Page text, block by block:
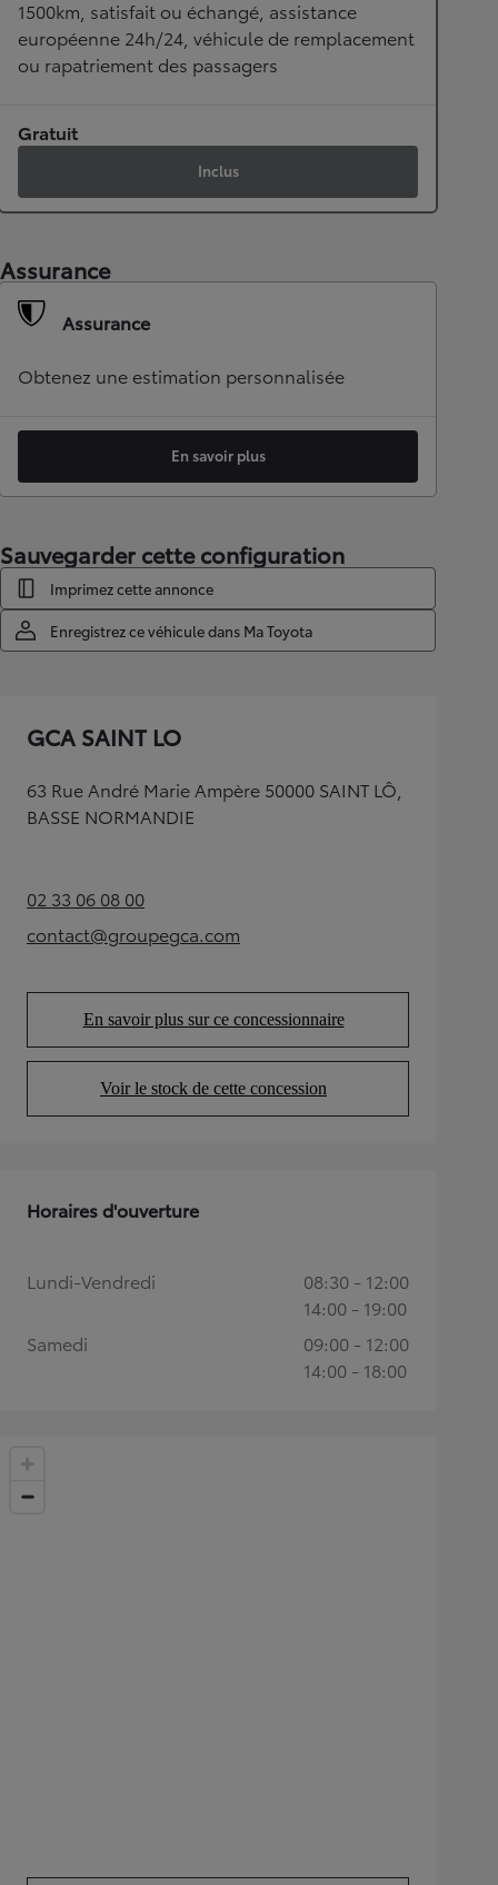
1500km, satisfait ou échangé, assistance
européenne 24h/24, véhicule de remplacement
ou rapatriement des passagers
Gratuit
Inclus
Assurance
Assurance
Obtenez une estimation personnalisée
En savoir plus
Sauvegarder cette configuration
Imprimez cette annonce
Enregistrez ce véhicule dans Ma Toyota
GCA SAINT LO
63 Rue André Marie Ampère 50000 SAINT LÔ,
BASSE NORMANDIE
02 33 06 08 00(Opens in new tab)
contact@groupegca.com
(Opens in new tab)
En savoir plus sur ce concessionnaire
(Opens in new tab)
Voir le stock de cette concession
(Opens in new tab)
Horaires d'ouverture
Lundi-Vendredi
08:30 - 12:00
14:00 - 19:00
Samedi
09:00 - 12:00
14:00 - 18:00